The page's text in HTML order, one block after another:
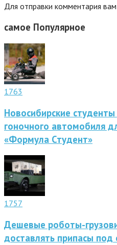
Для отправки комментария
самое Популярное
1763
Новосибирские
гоночного автомобиля
«Формула Студент»
1757
Дешевые роботы-
доставлять припасы под